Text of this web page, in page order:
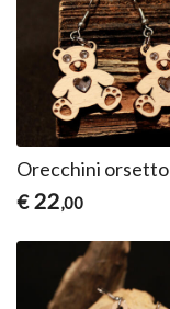
Orecchini orsetto
€ 22,00